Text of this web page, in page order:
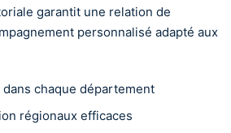
garantit une relation de
personnalisé adapté aux
chaque département
régionaux efficaces